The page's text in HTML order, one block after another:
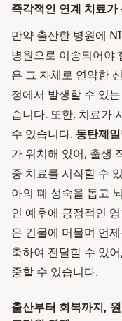
즉각적인 연계 치료
만약 출산한 병원에
병원으로 이송되어야
은 그 자체로 연약한
정에서 발생할 수 있
습니다. 또한, 치료가
수 있습니다. 동탄제
가 위치해 있어, 출생
중 치료를 시작할 수
아의 폐 성숙을 돕고
인 예후에 긍정적인
은 건물에 머물며 언
축하여 전달할 수 있
중할 수 있습니다.
출산부터 회복까지,